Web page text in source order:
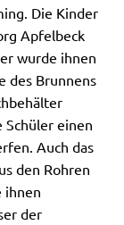
Die Kinder
Apfelbeck
wurde ihnen
des Brunnens
einen
Auch das
den Rohren
ihnen
der